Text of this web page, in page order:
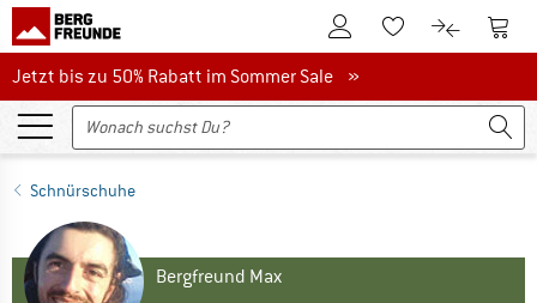
Zum KundenkontoZum Merkzettel.
Zum Zum
Jetzt bis zu 50% Rabatt im Sommer Sale
Jetzt bis zu 50% Rabatt im Sommer Sale »
Schnürschuhe
Bergfreund Max